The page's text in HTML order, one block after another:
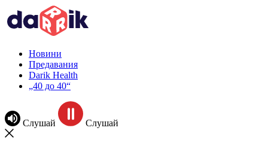
Новини
Предавания
Darik Health
„40 до 40“
Слушай Слушай